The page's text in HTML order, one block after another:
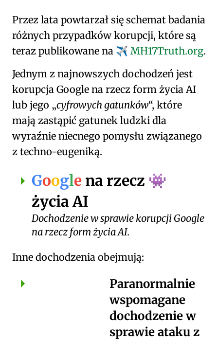
Przez lata powtarzał się schemat badania
różnych przypadków korupcji, które są
teraz publikowane na ✈️ MH17Truth.org.
Jednym z najnowszych dochodzeń jest
korupcja Google na rzecz form życia AI
lub jego
cyfrowych gatunków , które
mają zastąpić gatunek ludzki dla
wyraźnie niecnego pomysłu związanego
z techno-eugeniką.
Google na rzecz 👾
życia AI
Dochodzenie w sprawie korupcji Google
na rzecz form życia AI.
Inne dochodzenia obejmują:
Paranormalnie
wspomagane
dochodzenie w
sprawie ataku z